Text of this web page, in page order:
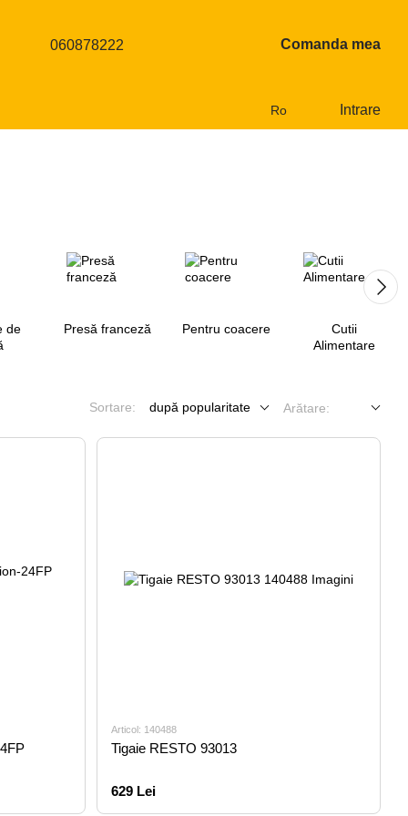
060878222 Comanda mea
Ro Intrare
de
Presă franceză Pentru coacere
Cutii
Alimentare
Sortare: după popularitate Arătare:
Articol: 140488
Tigaie RESTO 93013
629 Lei